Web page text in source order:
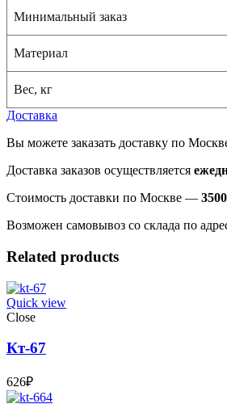
Минимальный заказ
Материал
Вес, кг
Доставка
Вы можете заказать доставку по
Доставка заказов осуществляется
Стоимость доставки по Москве —
Возможен самовывоз со склада по
Related products
Quick view
Close
Кт-67
626₽